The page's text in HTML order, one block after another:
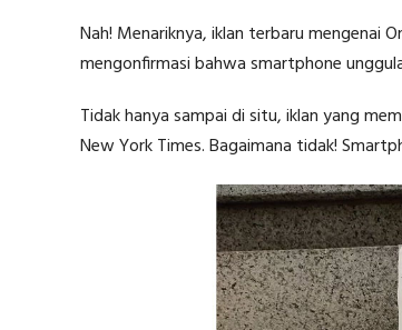
Nah! Menariknya, iklan terbaru mengenai
mengonfirmasi bahwa smartphone
Tidak hanya sampai di situ, iklan yang
New York Times. Bagaimana tidak!